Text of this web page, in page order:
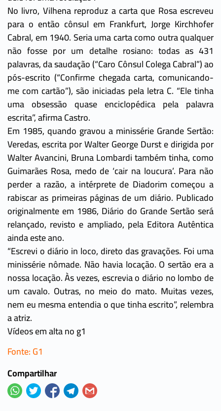
No livro, Vilhena reproduz a carta que Rosa escreveu
para o então cônsul em Frankfurt, Jorge Kirchhofer
Cabral, em 1940. Seria uma carta como outra qualquer
não fosse por um detalhe rosiano: todas as 431
palavras, da saudação (“Caro Cônsul Colega Cabral”) ao
pós-escrito (“Confirme chegada carta, comunicando-
me com cartão”), são iniciadas pela letra C. “Ele tinha
uma obsessão quase enciclopédica pela palavra
escrita”, afirma Castro.
Em 1985, quando gravou a minissérie Grande Sertão:
Veredas, escrita por Walter George Durst e dirigida por
Walter Avancini, Bruna Lombardi também tinha, como
Guimarães Rosa, medo de ‘cair na loucura’. Para não
perder a razão, a intérprete de Diadorim começou a
rabiscar as primeiras páginas de um diário. Publicado
originalmente em 1986, Diário do Grande Sertão será
relançado, revisto e ampliado, pela Editora Autêntica
ainda este ano.
“Escrevi o diário in loco, direto das gravações. Foi uma
minissérie nômade. Não havia locação. O sertão era a
nossa locação. Às vezes, escrevia o diário no lombo de
um cavalo. Outras, no meio do mato. Muitas vezes,
nem eu mesma entendia o que tinha escrito”, relembra
a atriz.
Vídeos em alta no g1
Fonte: G1
Compartilhar